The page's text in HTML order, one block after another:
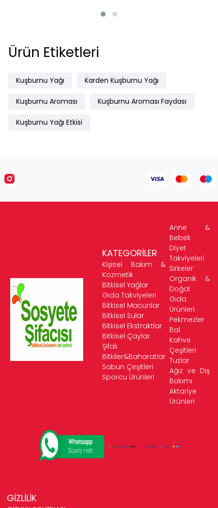
Ürün Etiketleri
Kuşburnu Yağı Karden Kuşburnu Yağı
Kuşburnu Aroması Kuşburnu Aroması Faydası
Kuşburnu Yağı Etkisi
KATEGORİLER
Kişisel Bakım &
Kozmetik
Bitkisel Yağlar
Gıda Takviyeleri
Bitkisel Macunlar
Bitkisel Sular
Bitkisel Ekstraktlar
Bitkisel Çaylar
Şifalı
Bitkiler&Baharatlar
Sabun Çeşitleri
Sporcu Ürünleri
Anne &
Bebek
Diyet
Takviyeleri
Sirkeler
Organik &
Doğal
Gıda
Ürünleri
Pekmezler
Bal
Kahve
Çeşitleri
Tuzlar
Ağız ve Diş
Bakımı
Aktariye
Ürünleri
GİZLİLİK